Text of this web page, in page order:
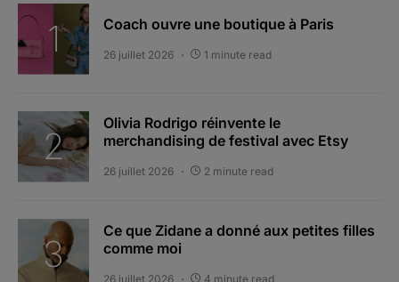
Coach ouvre une boutique à Paris
26 juillet 2026 1 minute read
Olivia Rodrigo réinvente le
merchandising de festival avec Etsy
26 juillet 2026 2 minute read
Ce que Zidane a donné aux petites filles
comme moi
26 juillet 2026 4 minute read